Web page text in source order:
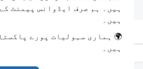
ہیں۔ ہم صرف ایڈوانس پیمنٹ
ہیں۔
🌍 ہماری سہولیات پورے
ہیں۔